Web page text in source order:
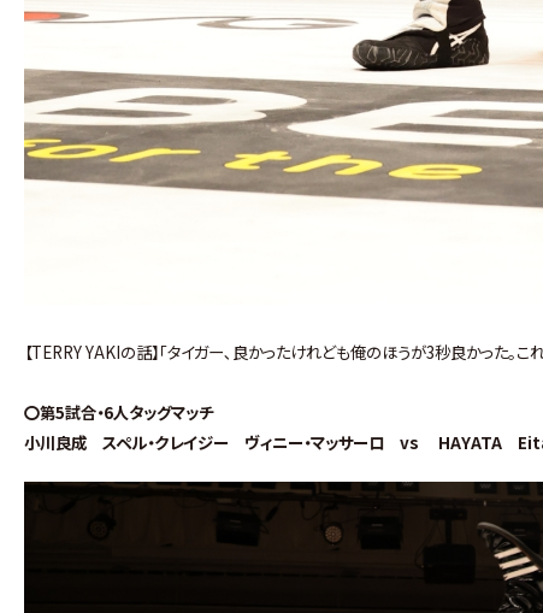
【TERRY YAKIの話】｢タイガー､良かったけれども俺のほうが3秒良かった｡
〇第5試合・6人タッグマッチ
小川良成 スペル・クレイジー ヴィニー・マッサーロ vs HAYATA Eita